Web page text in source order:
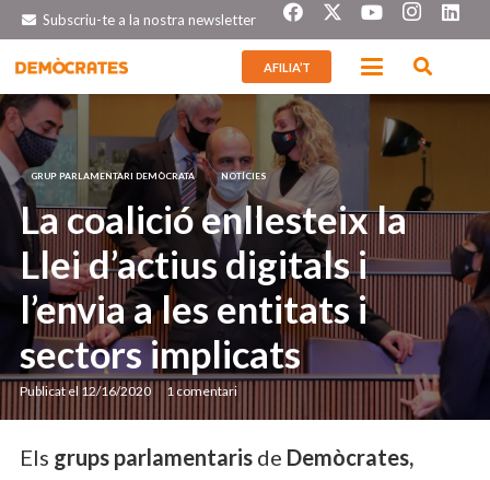
Subscriu-te a la nostra newsletter
AFILIA’T
GRUP PARLAMENTARI DEMÒCRATA NOTÍCIES
La coalició enllesteix la
Llei d’actius digitals i
l’envia a les entitats i
sectors implicats
Publicat el 12/16/2020 1 comentari
Els grups parlamentaris de Demòcrates,